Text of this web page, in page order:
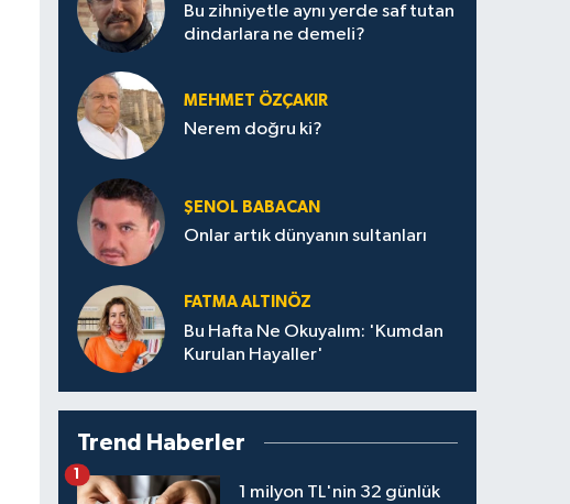
Bu zihniyetle aynı yerde saf tutan
dindarlara ne demeli?
MEHMET ÖZÇAKIR
Nerem doğru ki?
ŞENOL BABACAN
Onlar artık dünyanın sultanları
FATMA ALTINÖZ
Bu Hafta Ne Okuyalım: 'Kumdan
Kurulan Hayaller'
Trend Haberler
1 milyon TL'nin 32 günlük
1